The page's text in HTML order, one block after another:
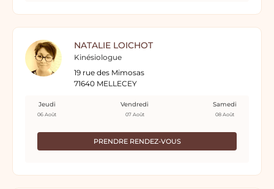
NATALIE LOICHOT
Kinésiologue
19 rue des Mimosas
71640 MELLECEY
PRENDRE RENDEZ-VOUS
Jeudi
06 Août
Vendredi
07 Août
Samedi
08 Août